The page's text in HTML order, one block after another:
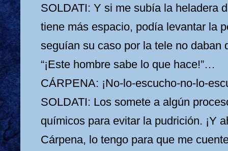
SOLDATI: Y si me subía la heladera
tiene más espacio, podía levantar la
seguían su caso por la tele no daban
“¡Este hombre sabe lo que hace!”…
CÁRPENA: ¡No-lo-escucho-no-lo-
SOLDATI: Los somete a algún
químicos para evitar la pudrición. ¡Y
Cárpena, lo tengo para que me